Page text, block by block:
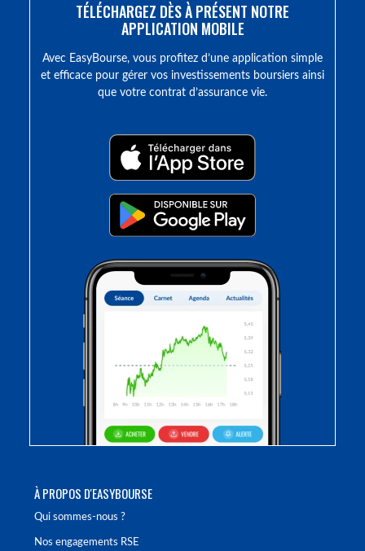
À PROPOS D'EASYBOURSE
Qui sommes-nous ?
Nos engagements RSE
TÉLÉCHARGEZ DÈS À PRÉSENT NOTRE
APPLICATION MOBILE
Avec EasyBourse, vous profitez d’une application simple
et efficace pour gérer vos investissements boursiers ainsi
que votre contrat d’assurance vie.